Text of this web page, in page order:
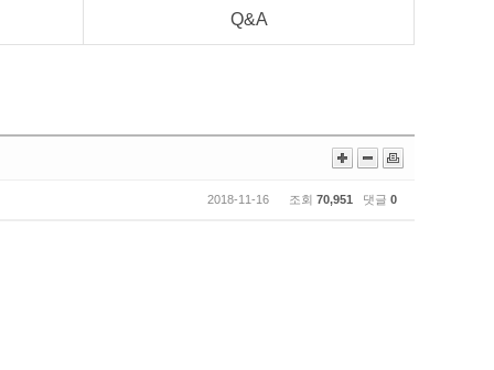
Q&A
2018-11-16 조회 70,951 댓글 0